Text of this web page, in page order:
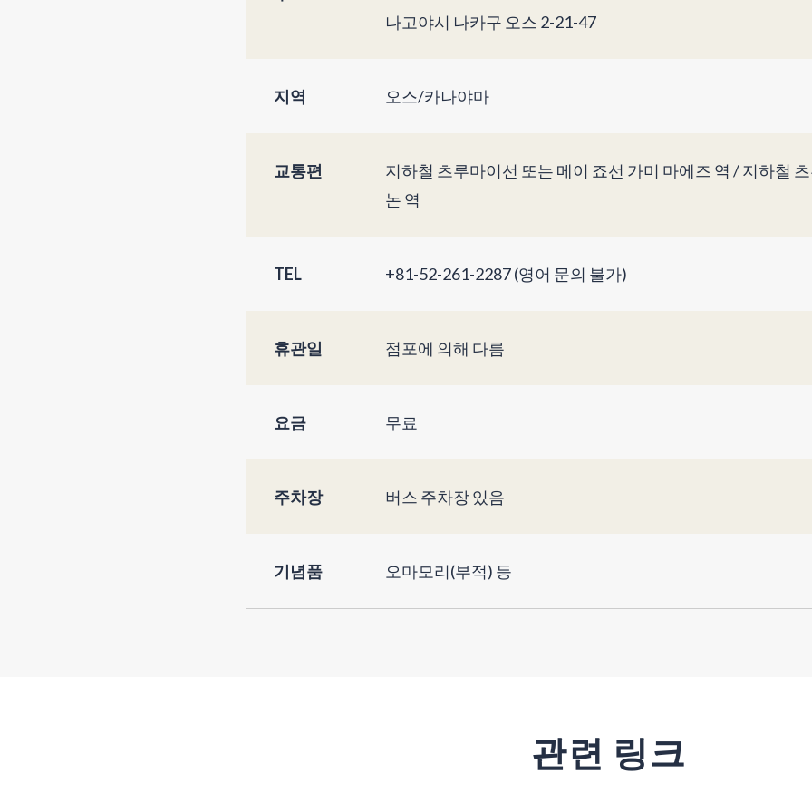
나고야시 나카구 오스 2-21-47
지역 오스/카나야마
교통편
지하철 츠루마이선 또는 메이 죠선 가미 마에즈 역 / 지하철
논 역
TEL +81-52-261-2287 (영어 문의 불가)
휴관일 점포에 의해 다름
요금 무료
주차장 버스 주차장 있음
기념품 오마모리(부적) 등
관련 링크